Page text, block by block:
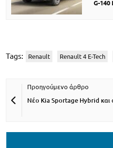
G-140
Tags: Renault Renault 4 E-Tech
Νέο Kia Sportage Hybrid και